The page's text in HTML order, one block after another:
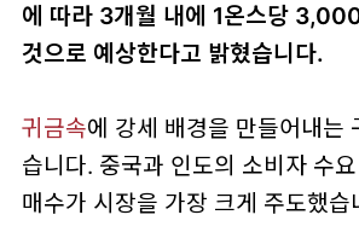
에 따라 3개월 내에 1온스당
것으로 예상한다고 밝혔습니다.
귀금속에 강세 배경을 만들어내는
습니다. 중국과 인도의 소비자 수
매수가 시장을 가장 크게 주도했습